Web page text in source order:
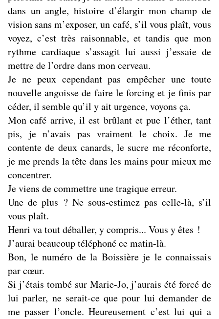
dans un angle, histoire d’élargir mon champ de
vision sans m’exposer, un café, s’il vous plaît, vous
voyez, c’est très raisonnable, et tandis que mon
rythme cardiaque s’assagit lui aussi j’essaie de
mettre de l’ordre dans mon cerveau.
Je ne peux cependant pas empêcher une toute
nouvelle angoisse de faire le forcing et je finis par
céder, il semble qu’il y ait urgence, voyons ça.
Mon café arrive, il est brûlant et pue l’éther, tant
pis, je n’avais pas vraiment le choix. Je me
contente de deux canards, le sucre me réconforte,
je me prends la tête dans les mains pour mieux me
concentrer.
Je viens de commettre une tragique erreur.
Une de plus ? Ne sous-estimez pas celle-là, s’il
vous plaît.
Henri va tout déballer, y compris... Vous y êtes !
J’aurai beaucoup téléphoné ce matin-là.
Bon, le numéro de la Boissière je le connaissais
par cœur.
Si j’étais tombé sur Marie-Jo, j’aurais été forcé de
lui parler, ne serait-ce que pour lui demander de
me passer l’oncle. Heureusement c’est lui qui a